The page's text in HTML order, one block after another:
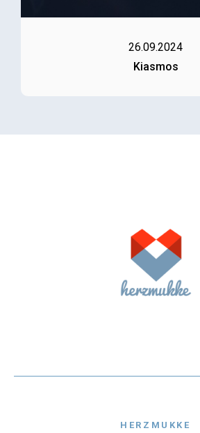
26.09.2024
Kiasmos
HERZMUKKE